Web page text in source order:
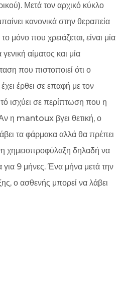
Μετά τον αρχικό κύκλο
κανονικά στην θεραπεία
μόνο που χρειάζεται, είναι μία
αίματος και μία
που πιστοποιεί ότι ο
έρθει σε επαφή με τον
ισχύει σε περίπτωση που η
η mantoux βγει θετική, ο
τα φάρμακα αλλά θα πρέπει
χημειοπροφύλαξη δηλαδή να
για 9 μήνες. Ένα μήνα μετά την
ο ασθενής μπορεί να λάβει